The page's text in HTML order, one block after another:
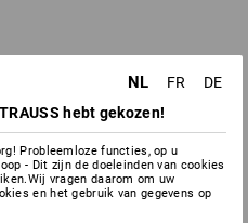
NL FR
DE
hebt gekozen!
Probleemloze functies, op u
- Dit zijn de doeleinden van cookies
vragen daarom om uw
en het gebruik van gegevens op